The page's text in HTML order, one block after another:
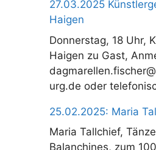
27.03.2025
Haigen
Donnerstag, 18 Uhr,
Haigen zu Gast,
urg.de oder
25.02.2025: Maria
Maria Tallchief,
Balanchines, zum